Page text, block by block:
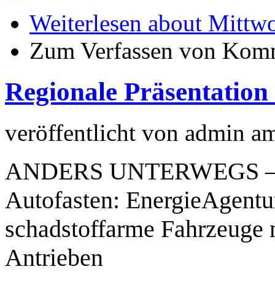
Weiterlesen about
Zum Verfassen von
Regionale
veröffentlicht von admin
ANDERS
Autofasten:
schadstoffarme
Antrieben